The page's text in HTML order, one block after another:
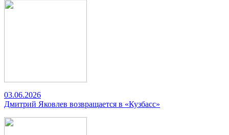
03.06.2026
Дмитрий Яковлев возвращается в «Кузбасс»